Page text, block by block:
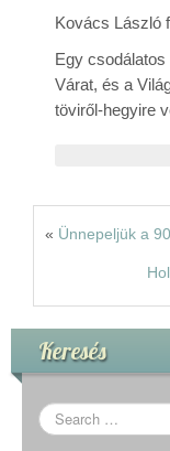
Kovács László
Egy csodálatos
Várat, és a
töviről-hegyire
« Ünnepeljük a
Keresés